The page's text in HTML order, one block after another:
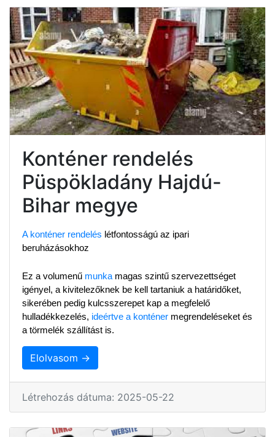
Konténer rendelés
Püspökladány Hajdú-
Bihar megye
A konténer rendelés létfontosságú az ipari
beruházásokhoz
Ez a volumenű munka magas szintű szervezettséget
igényel, a kivitelezőknek be kell tartaniuk a határidőket,
sikerében pedig kulcsszerepet kap a megfelelő
hulladékkezelés, ideértve a konténer megrendeléseket és
a törmelék szállítást is.
Elolvasom →
Létrehozás dátuma: 2025-05-22